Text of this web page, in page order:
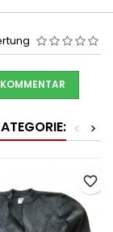
>
<
favorite_border